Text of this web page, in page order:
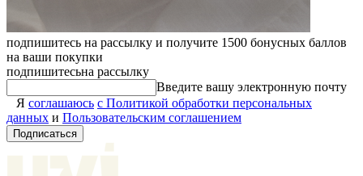
подпишитесь на рассылку и получите 1500 бонусных баллов
на ваши покупки
подпишитесьна рассылку
Введите вашу электронную почту
Я соглашаюсь с Политикой обработки персональных
данных и Пользовательским соглашением
Подписаться